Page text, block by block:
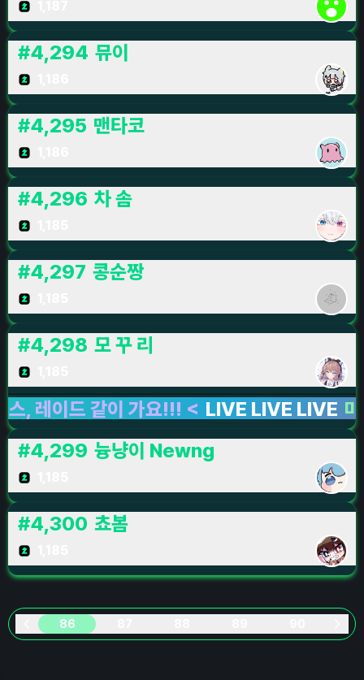
#4,294 뮤이
#4,295 맨타코
#4,296 차 솜
#4,297 콩순짱
#4,298 모 꾸 리
드 같이 가요!!! < LIVE LIVE LIVE 마비노
#4,299 늉냥이 Newng
#4,300 쵸봄
86